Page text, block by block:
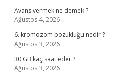
Avans vermek ne demek ?
Ağustos 4, 2026
6. kromozom bozukluğu nedir ?
Ağustos 3, 2026
30 GB kaç saat eder ?
Ağustos 3, 2026